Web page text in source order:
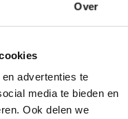
Over
advertenties te
media te bieden en
Ook delen we
te plaatsen.